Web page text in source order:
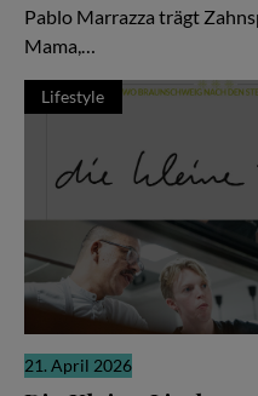
Pablo Marrazza trägt
Mama,…
Lifestyle
21. April 2026